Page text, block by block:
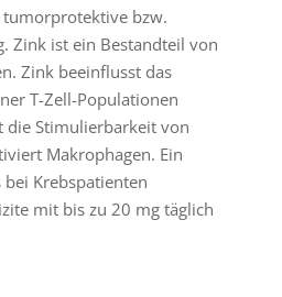
bzw.
Zink ist ein Bestandteil von
Zink beeinflusst das
T-Zell-Populationen
die Stimulierbarkeit von
Makrophagen. Ein
Krebspatienten
mit bis zu 20 mg täglich